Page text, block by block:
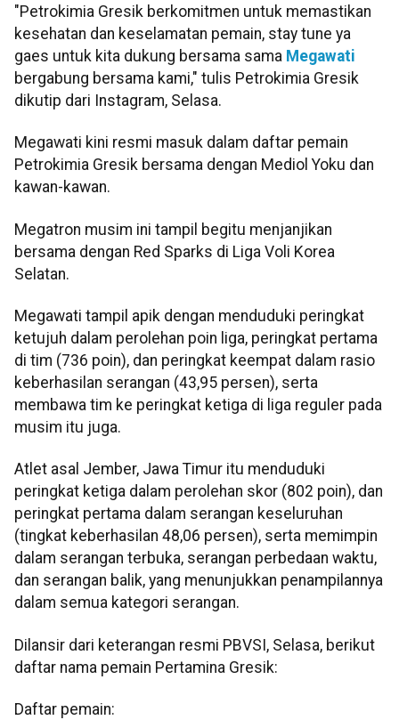
"Petrokimia Gresik berkomitmen untuk memastikan
kesehatan dan keselamatan pemain, stay tune ya
gaes untuk kita dukung bersama sama Megawati
bergabung bersama kami," tulis Petrokimia Gresik
dikutip dari Instagram, Selasa.
Megawati kini resmi masuk dalam daftar pemain
Petrokimia Gresik bersama dengan Mediol Yoku dan
kawan-kawan.
Megatron musim ini tampil begitu menjanjikan
bersama dengan Red Sparks di Liga Voli Korea
Selatan.
Megawati tampil apik dengan menduduki peringkat
ketujuh dalam perolehan poin liga, peringkat pertama
di tim (736 poin), dan peringkat keempat dalam rasio
keberhasilan serangan (43,95 persen), serta
membawa tim ke peringkat ketiga di liga reguler pada
musim itu juga.
Atlet asal Jember, Jawa Timur itu menduduki
peringkat ketiga dalam perolehan skor (802 poin), dan
peringkat pertama dalam serangan keseluruhan
(tingkat keberhasilan 48,06 persen), serta memimpin
dalam serangan terbuka, serangan perbedaan waktu,
dan serangan balik, yang menunjukkan penampilannya
dalam semua kategori serangan.
Dilansir dari keterangan resmi PBVSI, Selasa, berikut
daftar nama pemain Pertamina Gresik:
Daftar pemain: